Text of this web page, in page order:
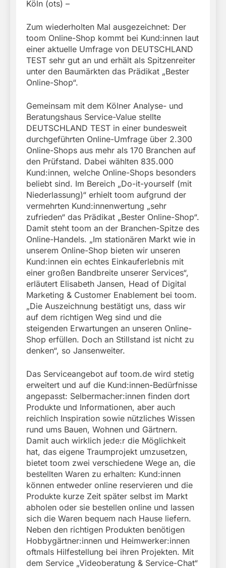
Köln (ots) –
Zum wiederholten Mal ausgezeichnet: Der
toom Online-Shop kommt bei Kund:innen laut
einer aktuelle Umfrage von DEUTSCHLAND
TEST sehr gut an und erhält als Spitzenreiter
unter den Baumärkten das Prädikat „Bester
Online-Shop“.
Gemeinsam mit dem Kölner Analyse- und
Beratungshaus Service-Value stellte
DEUTSCHLAND TEST in einer bundesweit
durchgeführten Online-Umfrage über 2.300
Online-Shops aus mehr als 170 Branchen auf
den Prüfstand. Dabei wählten 835.000
Kund:innen, welche Online-Shops besonders
beliebt sind. Im Bereich „Do-it-yourself (mit
Niederlassung)“ erhielt toom aufgrund der
vermehrten Kund:innenwertung „sehr
zufrieden“ das Prädikat „Bester Online-Shop“.
Damit steht toom an der Branchen-Spitze des
Online-Handels. „Im stationären Markt wie in
unserem Online-Shop bieten wir unseren
Kund:innen ein echtes Einkauferlebnis mit
einer großen Bandbreite unserer Services“,
erläutert Elisabeth Jansen, Head of Digital
Marketing & Customer Enablement bei toom.
„Die Auszeichnung bestätigt uns, dass wir
auf dem richtigen Weg sind und die
steigenden Erwartungen an unseren Online-
Shop erfüllen. Doch an Stillstand ist nicht zu
denken“, so Jansenweiter.
Das Serviceangebot auf toom.de wird stetig
erweitert und auf die Kund:innen-Bedürfnisse
angepasst: Selbermacher:innen finden dort
Produkte und Informationen, aber auch
reichlich Inspiration sowie nützliches Wissen
rund ums Bauen, Wohnen und Gärtnern.
Damit auch wirklich jede:r die Möglichkeit
hat, das eigene Traumprojekt umzusetzen,
bietet toom zwei verschiedene Wege an, die
bestellten Waren zu erhalten: Kund:innen
können entweder online reservieren und die
Produkte kurze Zeit später selbst im Markt
abholen oder sie bestellen online und lassen
sich die Waren bequem nach Hause liefern.
Neben den richtigen Produkten benötigen
Hobbygärtner:innen und Heimwerker:innen
oftmals Hilfestellung bei ihren Projekten. Mit
dem Service „Videoberatung & Service-Chat“